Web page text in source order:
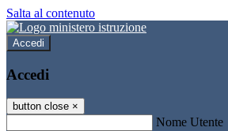
Salta al contenuto
Accedi
Accedi
button close ×
Nome Utente